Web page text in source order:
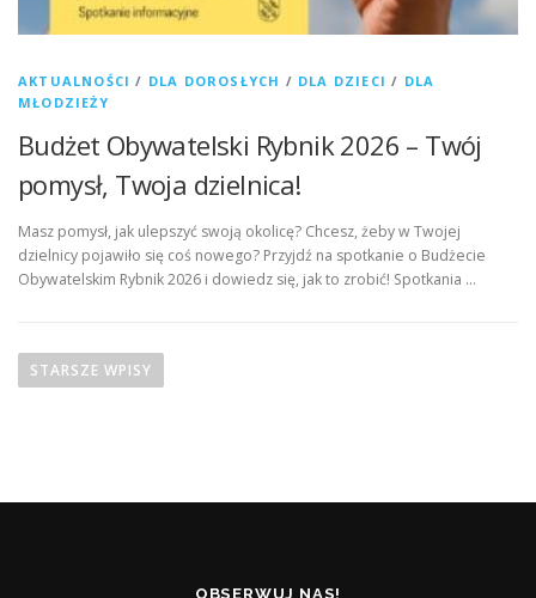
AKTUALNOŚCI / DLA DOROSŁYCH / DLA DZIECI / DLA
MŁODZIEŻY
Budżet Obywatelski Rybnik 2026 – Twój
pomysł, Twoja dzielnica!
Masz pomysł, jak ulepszyć swoją okolicę? Chcesz, żeby w Twojej
dzielnicy pojawiło się coś nowego? Przyjdź na spotkanie o Budżecie
Obywatelskim Rybnik 2026 i dowiedz się, jak to zrobić! Spotkania …
aSTARSZE WPISY
OBSERWUJ NAS!